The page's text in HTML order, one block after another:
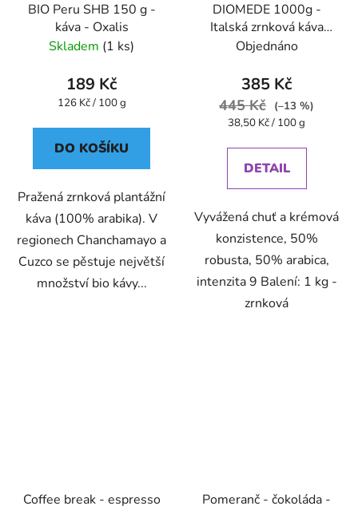
BIO Peru SHB 150 g -
káva - Oxalis
Skladem (1 ks)
189 Kč
Měrná
126 Kč / 100 g
DO KOŠÍKU
Pražená zrnková plantážní
káva (100% arabika). V
regionech Chanchamayo a
Cuzco se pěstuje největší
množství bio kávy...
DIOMEDE 1000g -
Italská zrnková káva
Caffe Pompeii
Objednáno
385 Kč
445 Kč
(–13 %)
Měrná
38,50 Kč / 100 g
DETAIL
Vyvážená chuť a krémová
konzistence, 50%
robusta, 50% arabica,
intenzita 9 Balení: 1 kg -
zrnková
Coffee break - espresso Pomeranč - čokoláda -